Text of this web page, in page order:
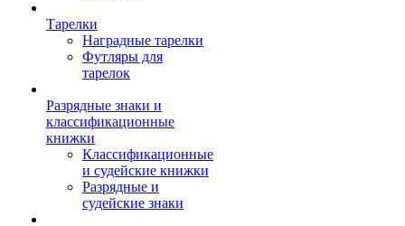
Тарелки
Наградные тарелки
Футляры для
тарелок
Разрядные знаки и
классификационные
книжки
Классификационные
и судейские книжки
Разрядные и
судейские знаки